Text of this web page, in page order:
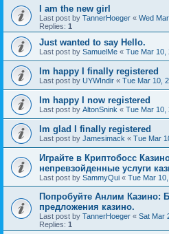
I am the new girl
Last post by TannerHoeger « Wed
Replies: 1
Just wanted to say Hello.
Last post by SamuelMe « Tue Mar 10,
Im happy I finally registered
Last post by UYWIndir « Tue Mar 10,
Im happy I now registered
Last post by AltonSnink « Tue Mar 10,
Im glad I finally registered
Last post by Jamesimack « Tue Mar
Играйте в Криптобосс
непревзойденные услуги
Last post by SammyQui « Tue Mar
Попробуйте Анлим Казино:
предложения казино.
Last post by TannerHoeger « Sat Mar
Replies: 1